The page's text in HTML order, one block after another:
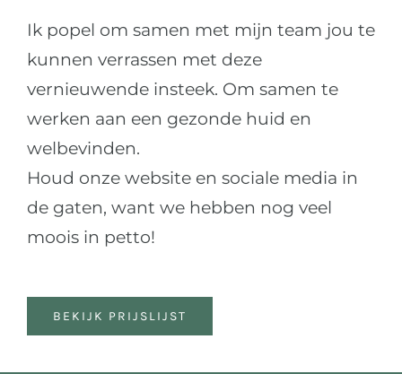
Ik popel om samen met mijn team jou te
kunnen verrassen met deze
vernieuwende insteek. Om samen te
werken aan een gezonde huid en
welbevinden.
Houd onze website en sociale media in
de gaten, want we hebben nog veel
moois in petto!
BEKIJK PRIJSLIJST